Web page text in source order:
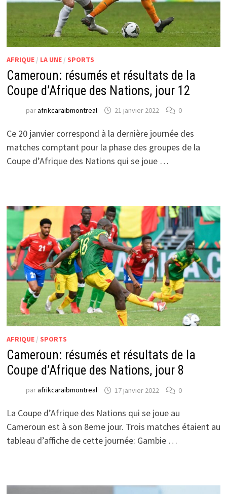
AFRIQUE/ LA UNE/ SPORTS
Cameroun: résumés et résultats de la
Coupe d’Afrique des Nations, jour 12
parafrikcaraibmontreal 21 janvier 2022 0
Ce 20 janvier correspond à la dernière journée des
matches comptant pour la phase des groupes de la
Coupe d’Afrique des Nations qui se joue …
AFRIQUE/ SPORTS
Cameroun: résumés et résultats de la
Coupe d’Afrique des Nations, jour 8
parafrikcaraibmontreal 17 janvier 2022 0
La Coupe d’Afrique des Nations qui se joue au
Cameroun est à son 8eme jour. Trois matches étaient au
tableau d’affiche de cette journée: Gambie …